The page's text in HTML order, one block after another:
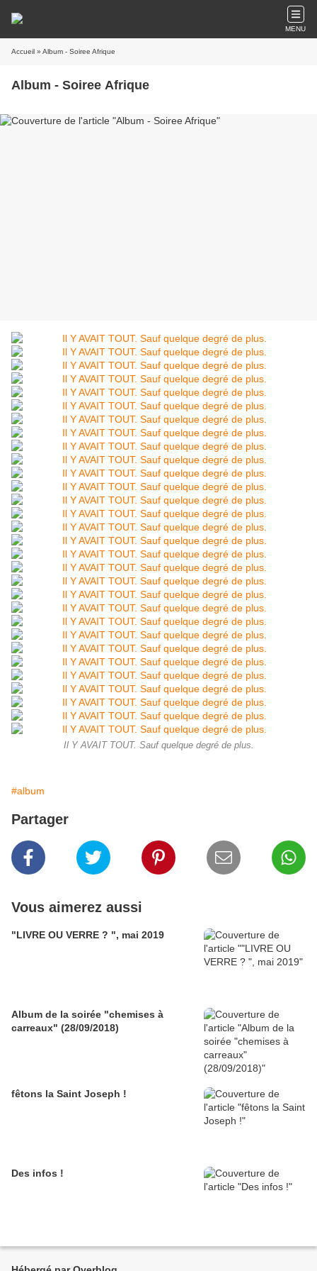
MENU
Accueil » Album - Soiree Afrique
Album - Soiree Afrique
Il Y AVAIT TOUT. Sauf quelque degré de plus.
#album
Partager
Vous aimerez aussi
"LIVRE OU VERRE ? ", mai 2019
Album de la soirée "chemises à
carreaux" (28/09/2018)
fêtons la Saint Joseph !
Des infos !